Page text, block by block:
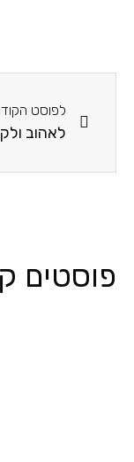
לפוסט
פוסטים